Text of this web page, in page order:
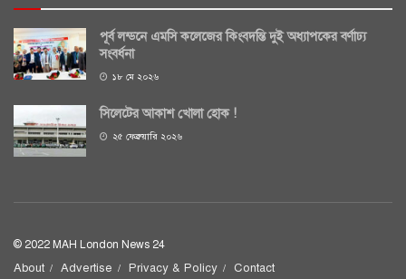
পূর্ব লন্ডনে এমসি কলেজের কিংবদন্তি দুই অধ্যাপকের বর্ণাঢ্য
সংবর্ধনা
১৮ মে ২০২৬
সিলেটের আকাশ খোলা হোক !
২৫ ফেব্রুয়ারি ২০২৬
© 2022 MAH London News 24
About Advertise Privacy & Policy Contact